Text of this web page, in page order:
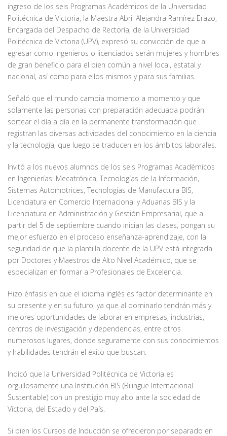
ingreso de los seis Programas Académicos de la Universidad
Politécnica de Victoria, la Maestra Abril Alejandra Ramírez Erazo,
Encargada del Despacho de Rectoría, de la Universidad
Politécnica de Victoria (UPV), expresó su convicción de que al
egresar como ingenieros o licenciados serán mujeres y hombres
de gran beneficio para el bien común a nivel local, estatal y
nacional, así como para ellos mismos y para sus familias.
Señaló que el mundo cambia momento a momento y que
solamente las personas con preparación adecuada podrán
sortear el día a día en la permanente transformación que
registran las diversas actividades del conocimiento en la ciencia
y la tecnología, que luego se traducen en los ámbitos laborales.
Invitó a los nuevos alumnos de los seis Programas Académicos
en Ingenierías: Mecatrónica, Tecnologías de la Información,
Sistemas Automotrices, Tecnologías de Manufactura BIS,
Licenciatura en Comercio Internacional y Aduanas BIS y la
Licenciatura en Administración y Gestión Empresarial, que a
partir del 5 de septiembre cuando inician las clases, pongan su
mejor esfuerzo en el proceso enseñanza-aprendizaje, con la
seguridad de que la plantilla docente de la UPV está integrada
por Doctores y Maestros de Alto Nivel Académico, que se
especializan en formar a Profesionales de Excelencia.
Hizo énfasis en que el idioma inglés es factor determinante en
su presente y en su futuro, ya que al dominarlo tendrán más y
mejores oportunidades de laborar en empresas, industrias,
centros de investigación y dependencias, entre otros
numerosos lugares, donde seguramente con sus conocimientos
y habilidades tendrán el éxito que buscan.
Indicó que la Universidad Politécnica de Victoria es
orgullosamente una Institución BIS (Bilingüe Internacional
Sustentable) con un prestigio muy alto ante la sociedad de
Victoria, del Estado y del País.
Si bien los Cursos de Inducción se ofrecieron por separado en